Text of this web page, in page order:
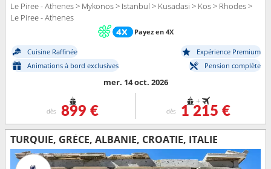
Le Piree - Athenes > Mykonos > Istanbul > Kusadasi > Kos > Rhodes >
Le Piree - Athenes
Payez en 4X
Cuisine Raffinée
Expérience Premium
Animations à bord exclusives
Pension complète
mer. 14 oct. 2026
dès 899 €
+
dès 1 215 €
TURQUIE, GRÈCE, ALBANIE, CROATIE, ITALIE